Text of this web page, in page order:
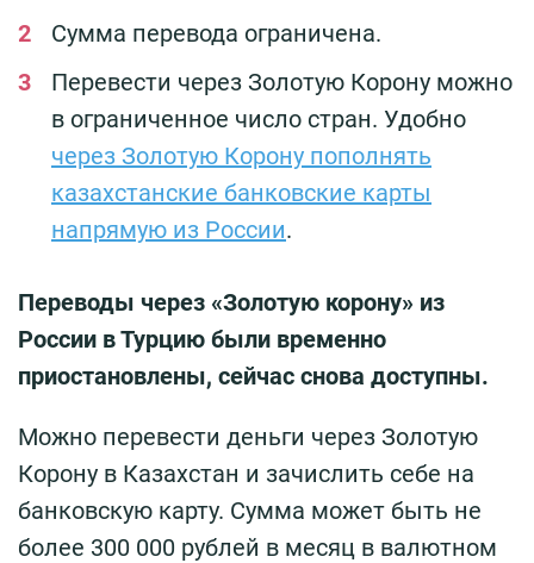
Сумма перевода ограничена.
Перевести через Золотую Корону можно
в ограниченное число стран. Удобно
через Золотую Корону пополнять
казахстанские банковские карты
напрямую из России.
Переводы через «Золотую корону» из
России в Турцию были временно
приостановлены, сейчас снова доступны.
Можно перевести деньги через Золотую
Корону в Казахстан и зачислить себе на
банковскую карту. Сумма может быть не
более 300 000 рублей в месяц в валютном